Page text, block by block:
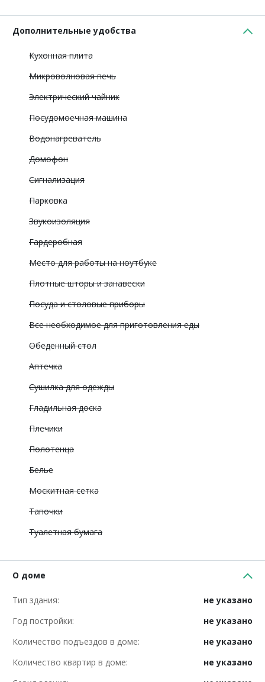
Дополнительные удобства
Кухонная плита
Микроволновая печь
Электрический чайник
Посудомоечная машина
Водонагреватель
Домофон
Сигнализация
Парковка
Звукоизоляция
Гардеробная
Место для работы на ноутбуке
Плотные шторы и занавески
Посуда и столовые приборы
Все необходимое для приготовления еды
Обеденный стол
Аптечка
Сушилка для одежды
Гладильная доска
Плечики
Полотенца
Белье
Москитная сетка
Тапочки
Туалетная бумага
О доме
Тип здания:
не указано
Год постройки:
не указано
Количество подъездов в доме:
не указано
Количество квартир в доме:
не указано